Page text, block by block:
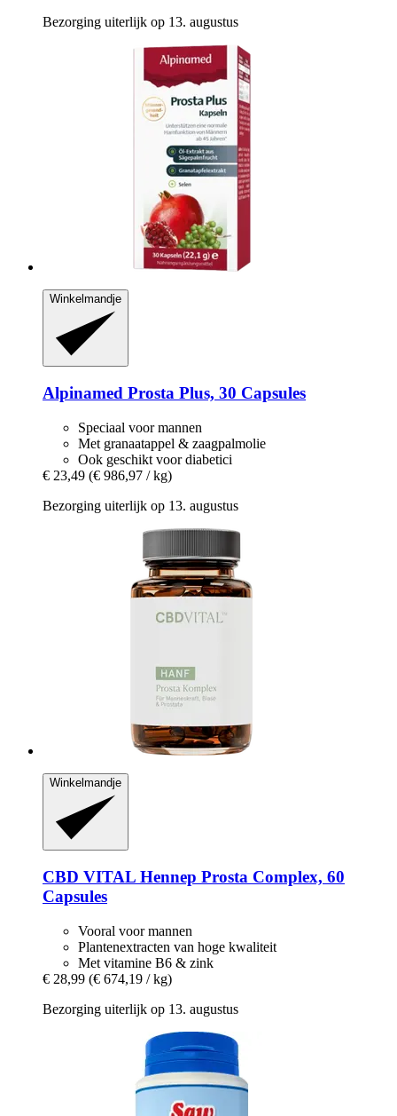
Bezorging uiterlijk op 13. augustus
Winkelmandje
Alpinamed Prosta Plus, 30 Capsules
Speciaal voor mannen
Met granaatappel & zaagpalmolie
Ook geschikt voor diabetici
€ 23,49 (€ 986,97 / kg)
Bezorging uiterlijk op 13. augustus
Winkelmandje
CBD VITAL Hennep Prosta Complex, 60
Capsules
Vooral voor mannen
Plantenextracten van hoge kwaliteit
Met vitamine B6 & zink
€ 28,99 (€ 674,19 / kg)
Bezorging uiterlijk op 13. augustus